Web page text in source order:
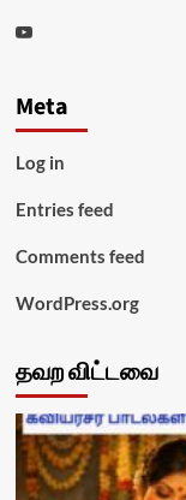
Youtube
Meta
Log in
Entries feed
Comments feed
WordPress.org
தவற விட்டவை